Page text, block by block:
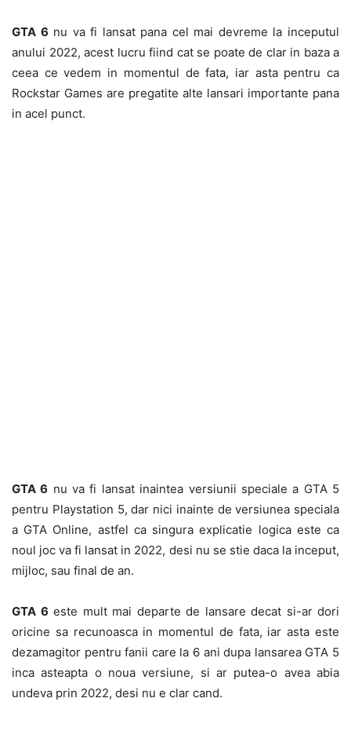
GTA 6 nu va fi lansat pana cel mai devreme la inceputul
anului 2022, acest lucru fiind cat se poate de clar in baza a
ceea ce vedem in momentul de fata, iar asta pentru ca
Rockstar Games are pregatite alte lansari importante pana
in acel punct.
GTA 6 nu va fi lansat inaintea versiunii speciale a GTA 5
pentru Playstation 5, dar nici inainte de versiunea speciala
a GTA Online, astfel ca singura explicatie logica este ca
noul joc va fi lansat in 2022, desi nu se stie daca la inceput,
mijloc, sau final de an.
GTA 6 este mult mai departe de lansare decat si-ar dori
oricine sa recunoasca in momentul de fata, iar asta este
dezamagitor pentru fanii care la 6 ani dupa lansarea GTA 5
inca asteapta o noua versiune, si ar putea-o avea abia
undeva prin 2022, desi nu e clar cand.